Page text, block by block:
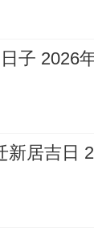
水火冲激
全。
吟流年运
事起冲突
子 2026
新居吉日